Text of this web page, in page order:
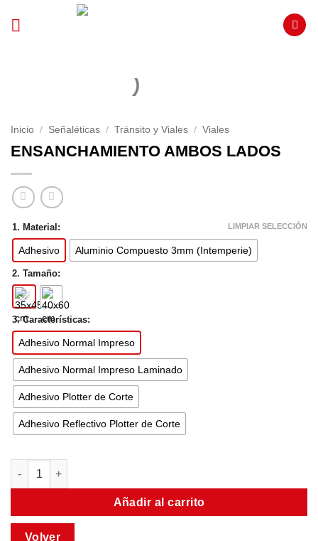
Inicio / Señaléticas / Tránsito y Viales / Viales
ENSANCHAMIENTO AMBOS LADOS
1. Material:
Adhesivo Aluminio Compuesto 3mm (Intemperie)
2. Tamaño:
3. Características:
Adhesivo Normal Impreso
Adhesivo Normal Impreso Laminado
Adhesivo Plotter de Corte
Adhesivo Reflectivo Plotter de Corte
LIMPIAR SELECCIÓN
Añadir al carrito